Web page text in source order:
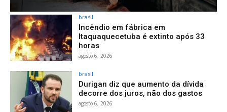
brasil
Incêndio em fábrica em
Itaquaquecetuba é extinto após 33
horas
agosto 6, 2026
brasil
Durigan diz que aumento da dívida
decorre dos juros, não dos gastos
agosto 6, 2026